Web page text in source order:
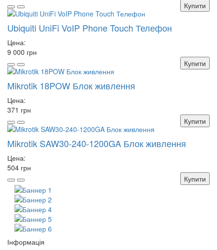
Купити
Ubiquiti UniFi VoIP Phone Touch Телефон
Цена:
9 000 грн
Купити
Mikrotik 18POW Блок живлення
Цена:
371 грн
Купити
Mikrotik SAW30-240-1200GA Блок живлення
Цена:
504 грн
Купити
Інформація